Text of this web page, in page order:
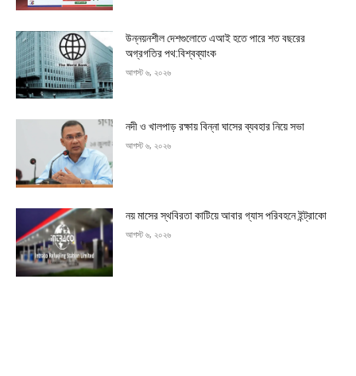
উন্নয়নশীল দেশগুলোতে এআই হতে পারে শত বছরের
অগ্রগতির পথ:বিশ্বব্যাংক
আগস্ট ৬, ২০২৬
নদী ও খালপাড় রক্ষায় বিন্না ঘাসের ব্যবহার নিয়ে সভা
আগস্ট ৬, ২০২৬
নয় মাসের স্থবিরতা কাটিয়ে আবার গ্যাস পরিবহনে ইন্ট্রাকো
আগস্ট ৬, ২০২৬